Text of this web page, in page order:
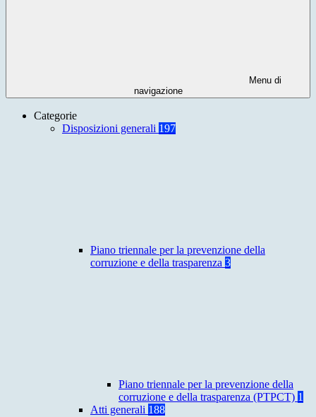
Menu di
navigazione
Categorie
Disposizioni generali 197
Piano triennale per la prevenzione della
corruzione e della trasparenza 3
Piano triennale per la prevenzione della
corruzione e della trasparenza (PTPCT) 1
Atti generali 188